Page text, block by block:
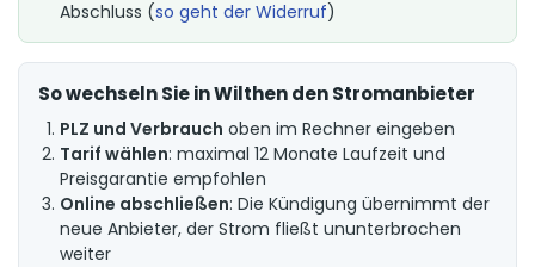
Abschluss (so geht der Widerruf)
So wechseln Sie in Wilthen den Stromanbieter
PLZ und Verbrauch oben im Rechner eingeben
Tarif wählen: maximal 12 Monate Laufzeit und
Preisgarantie empfohlen
Online abschließen: Die Kündigung übernimmt der
neue Anbieter, der Strom fließt ununterbrochen
weiter